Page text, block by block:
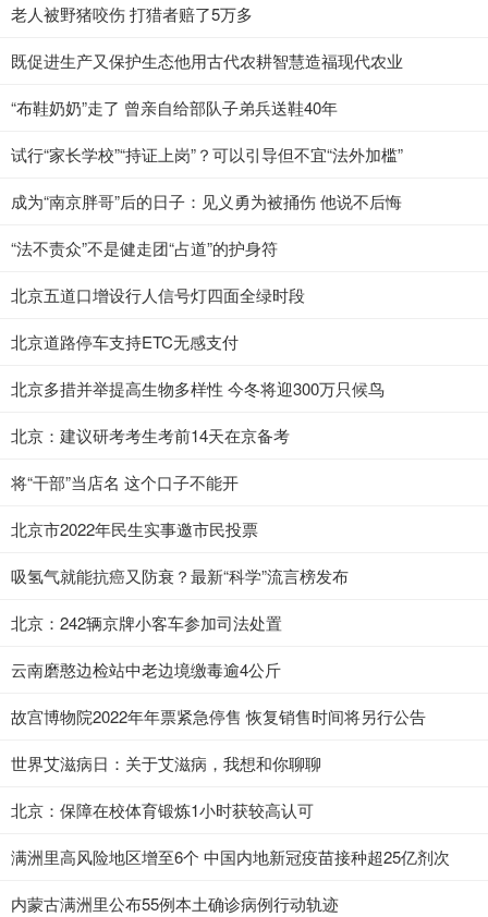
老人被野猪咬伤 打猎者赔了5万多
既促进生产又保护生态他用古代农耕智慧造福现代农业
“布鞋奶奶”走了 曾亲自给部队子弟兵送鞋40年
试行“家长学校”“持证上岗”？可以引导但不宜“法外加槛”
成为“南京胖哥”后的日子：见义勇为被捅伤 他说不后悔
“法不责众”不是健走团“占道”的护身符
北京五道口增设行人信号灯四面全绿时段
北京道路停车支持ETC无感支付
北京多措并举提高生物多样性 今冬将迎300万只候鸟
北京：建议研考考生考前14天在京备考
将“干部”当店名 这个口子不能开
北京市2022年民生实事邀市民投票
吸氢气就能抗癌又防衰？最新“科学”流言榜发布
北京：242辆京牌小客车参加司法处置
云南磨憨边检站中老边境缴毒逾4公斤
故宫博物院2022年年票紧急停售 恢复销售时间将另行公告
世界艾滋病日：关于艾滋病，我想和你聊聊
北京：保障在校体育锻炼1小时获较高认可
满洲里高风险地区增至6个 中国内地新冠疫苗接种超25亿剂次
内蒙古满洲里公布55例本土确诊病例行动轨迹